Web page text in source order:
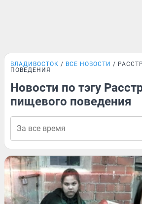
ВЛАДИВОСТОК ВСЕ НОВОСТИ
ПОВЕДЕНИЯ
Новости по тэгу
пищевого поведения